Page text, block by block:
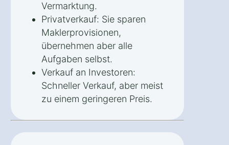
Vermarktung.
Privatverkauf: Sie sparen
Maklerprovisionen,
übernehmen aber alle
Aufgaben selbst.
Verkauf an Investoren:
Schneller Verkauf, aber meist
zu einem geringeren Preis.